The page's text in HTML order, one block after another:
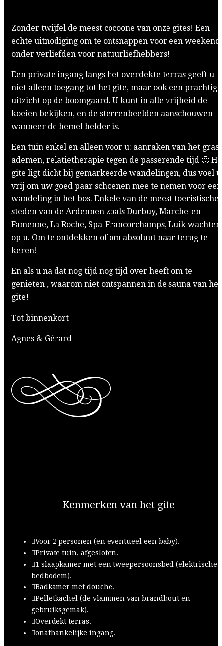
Zonder twijfel de meest cocoone van onze gites! Een
echte uitnodiging om te ontsnappen voor een weekend
onder verliefden voor natuurliefhebbers!
Een private ingang langs het overdekte terras geeft u
niet alleen toegang tot het gite, maar ook een prachtig
uitzicht op de boomgaard. U kunt in alle vrijheid de
koeien bekijken, en de sterrenbeelden aanschouwen
wanneer de hemel helder is.
Een tuin enkel en alleen voor u: aanraken van het gras,
ademen, relatietherapie tegen de passerende tijd 🙂
gite ligt dicht bij gemarkeerde wandelingen, dus voel u
vrij om uw goed paar schoenen mee te nemen voor een
wandeling in het bos. Enkele van de meest toeristische
steden van de Ardennen zoals Durbuy, Marche-en-
Famenne, La Roche, Spa-Francorchamps, Luik wachten
op u. Om te ontdekken of om absoluut naar terug te
keren!
En als u na dat nog tijd nog tijd over heeft om te
genieten , waarom niet ontspannen in de sauna van het
gite!
Tot binnenkort
Agnes & Gérard
Kenmerken van het gite
Voor 2 personen (en eventueel een baby).
Private tuin, afgesloten.
1 slaapkamer met een tweepersoonsbed (elektrische
bedbodem).
Badkamer met douche.
Pelletkachel (de vlammen van brandhout en
gebruiksgemak).
Overdekt terras.
onafhankelijke ingang.